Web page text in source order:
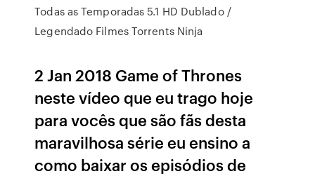
Todas as Temporadas 5.1 HD Dublado /
Legendado Filmes Torrents Ninja
2 Jan 2018 Game of Thrones
neste vídeo que eu trago hoje
para vocês que são fãs desta
maravilhosa série eu ensino a
como baixar os episódios de